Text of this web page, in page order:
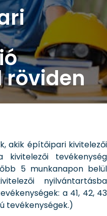
röviden
akik építőipari kivitelezői
kivitelezői tevékenység
5 munkanapon belül
nyilvántartásba
a 41, 42, 43
tevékenységek.)